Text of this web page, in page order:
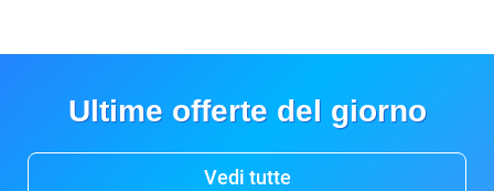
Ultime offerte del giorno
Vedi tutte